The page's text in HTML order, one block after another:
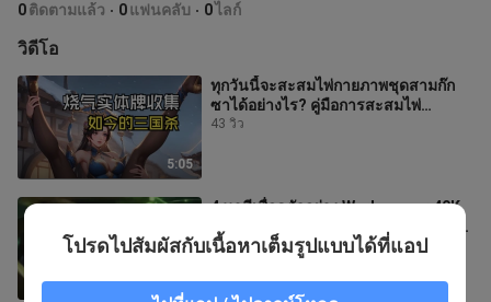
0ติดตามแล้ว 0แฟนคลับ 0ไลก์
วิดีโอ
5:05
ทุกวันนี้จะสะสมไพ่กายภาพชุดสามก๊ก
ซาได้อย่างไร? คู่มือการสะสมไพ่
กายภาพตัวละครหญิงในสามก๊กซา
43 วิว
4:22
4 นาทีเพื่อดูตัวอย่าง Warhammer 40K
ได้แก่ การเปลี่ยนแปลงครั้ง
4 วิว
ข้าสู่
ะบบ
Tiếng Việt
Bahasa Melayu
โปรดไปสัมผัสกับเนื้อหาเต็มรูปแบบได้ที่แอป